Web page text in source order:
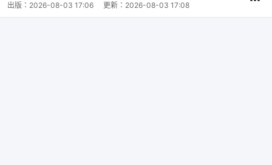
出版： 2026-08-03 17:06 更新： 2026-08-03 17:08